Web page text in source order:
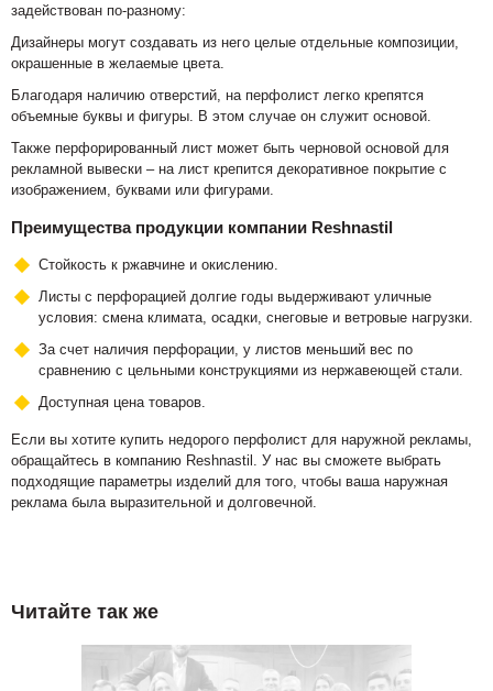
задействован по-разному:
Дизайнеры могут создавать из него целые отдельные композиции,
окрашенные в желаемые цвета.
Благодаря наличию отверстий, на перфолист легко крепятся
объемные буквы и фигуры. В этом случае он служит основой.
Также перфорированный лист может быть черновой основой для
рекламной вывески – на лист крепится декоративное покрытие с
изображением, буквами или фигурами.
Преимущества продукции компании Reshnastil
Стойкость к ржавчине и окислению.
Листы с перфорацией долгие годы выдерживают уличные
условия: смена климата, осадки, снеговые и ветровые нагрузки.
За счет наличия перфорации, у листов меньший вес по
сравнению с цельными конструкциями из нержавеющей стали.
Доступная цена товаров.
Если вы хотите купить недорого перфолист для наружной рекламы,
обращайтесь в компанию Reshnastil. У нас вы сможете выбрать
подходящие параметры изделий для того, чтобы ваша наружная
реклама была выразительной и долговечной.
Читайте так же